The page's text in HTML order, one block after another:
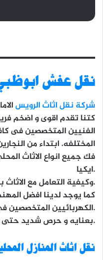
نقل عفش ابوظبي
شركة نقل اثاث الرويس
كتنا تقدم اقوى و اضخم
الفنيين المتخصصين فى
المختلفه. ابتداء من
فك جميع انواع الاثاث
ايكيا.
وكيفية التعامل مع الاثاث بدقه و مهاره عاليه.
كما يوجد لدينا افضل
الكهربائيين المتخصصين فى فك جميع الاجهزه الكهربائيه.
بعنايه و حرص شديد حتى لا تتسرب الغازات من الاجهزه.
نقل اثاث المنازل